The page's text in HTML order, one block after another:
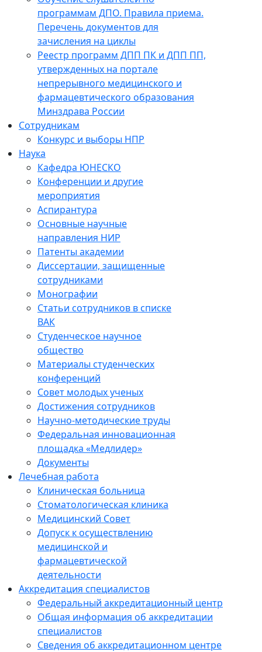
программам ДПО. Правила приема.
Перечень документов для
зачисления на циклы
Реестр программ ДПП ПК и ДПП ПП,
утвержденных на портале
непрерывного медицинского и
фармацевтического образования
Минздрава России
Сотрудникам
Конкурс и выборы НПР
Наука
Кафедра ЮНЕСКО
Конференции и другие
мероприятия
Аспирантура
Основные научные
направления НИР
Патенты академии
Диссертации, защищенные
сотрудниками
Монографии
Статьи сотрудников в списке
ВАК
Студенческое научное
общество
Материалы студенческих
конференций
Совет молодых ученых
Достижения сотрудников
Научно-методические труды
Федеральная инновационная
площадка «Медлидер»
Документы
Лечебная работа
Клиническая больница
Стоматологическая клиника
Медицинский Совет
Допуск к осуществлению
медицинской и
фармацевтической
деятельности
Аккредитация специалистов
Федеральный аккредитационный центр
Общая информация об аккредитации
специалистов
Сведения об аккредитационном центре